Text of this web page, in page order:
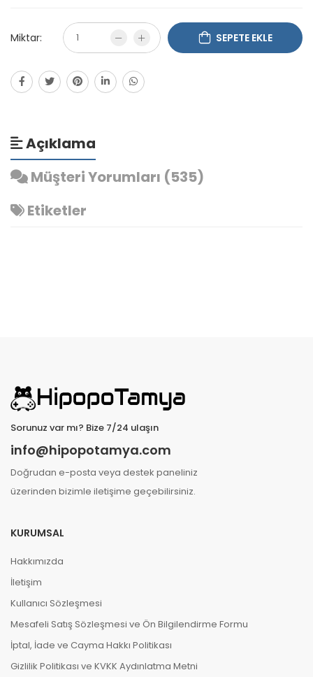
Miktar: SEPETE EKLE
Açıklama
Müşteri Yorumları (535)
Etiketler
B **** E ****
HipoCard 50 TL adlı ürünü satın aldı
Sorunuz var mı? Bize 7/24 ulaşın
info@hipopotamya.com
Doğrudan e-posta veya destek paneliniz
üzerinden bizimle iletişime geçebilirsiniz.
KURUMSAL
Hakkımızda
İletişim
Kullanıcı Sözleşmesi
Mesafeli Satış Sözleşmesi ve Ön Bilgilendirme Formu
İptal, İade ve Cayma Hakkı Politikası
Gizlilik Politikası ve KVKK Aydınlatma Metni